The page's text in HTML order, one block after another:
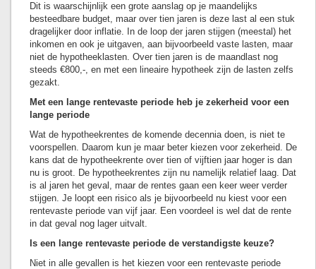
Dit is waarschijnlijk een grote aanslag op je maandelijks
besteedbare budget, maar over tien jaren is deze last al een stuk
dragelijker door inflatie. In de loop der jaren stijgen (meestal) het
inkomen en ook je uitgaven, aan bijvoorbeeld vaste lasten, maar
niet de hypotheeklasten. Over tien jaren is de maandlast nog
steeds €800,-, en met een lineaire hypotheek zijn de lasten zelfs
gezakt.
Met een lange rentevaste periode heb je zekerheid voor een
lange periode
Wat de hypotheekrentes de komende decennia doen, is niet te
voorspellen. Daarom kun je maar beter kiezen voor zekerheid. De
kans dat de hypotheekrente over tien of vijftien jaar hoger is dan
nu is groot. De hypotheekrentes zijn nu namelijk relatief laag. Dat
is al jaren het geval, maar de rentes gaan een keer weer verder
stijgen. Je loopt een risico als je bijvoorbeeld nu kiest voor een
rentevaste periode van vijf jaar. Een voordeel is wel dat de rente
in dat geval nog lager uitvalt.
Is een lange rentevaste periode de verstandigste keuze?
Niet in alle gevallen is het kiezen voor een rentevaste periode